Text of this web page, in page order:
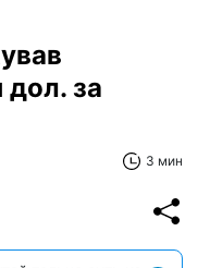
дол. за
3 мин